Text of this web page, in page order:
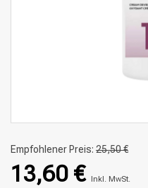
Empfohlener Preis: 25,50 €
13,60 € Inkl. MwSt.